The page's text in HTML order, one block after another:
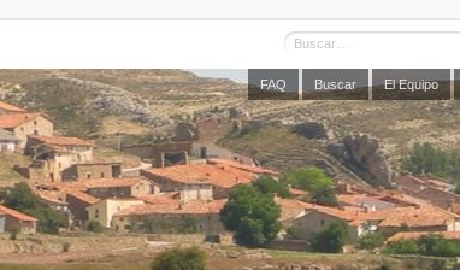
FAQ Buscar El Equipo